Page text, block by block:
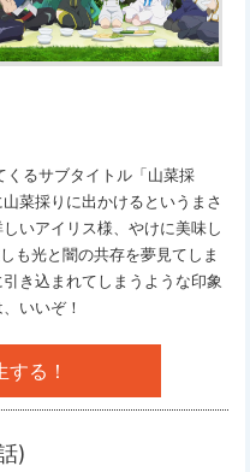
るサブタイトル「山菜採
菜採りに出かけるというまさ
いアイリス様、やけに美味し
も光と闇の共存を夢見てしま
き込まれてしまうような印象
いいぞ！
る！
)